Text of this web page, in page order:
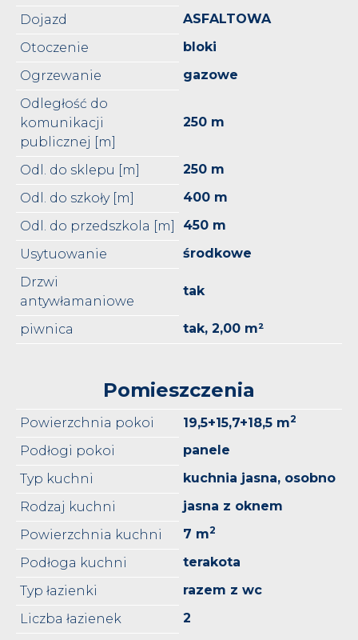
Dojazd
ASFALTOWA
Otoczenie
bloki
Ogrzewanie
gazowe
Odległość do
komunikacji
publicznej [m]
250 m
Odl. do sklepu [m]
250 m
Odl. do szkoły [m]
400 m
Odl. do przedszkola [m]
450 m
Usytuowanie
środkowe
Drzwi
antywłamaniowe
tak
piwnica tak, 2,00 m²
Pomieszczenia
Powierzchnia pokoi 19,5+15,7+18,5 m2
Podłogi pokoi
panele
Typ kuchni
kuchnia jasna, osobno
Rodzaj kuchni
jasna z oknem
Powierzchnia kuchni
7 m2
Podłoga kuchni
terakota
Typ łazienki
razem z wc
Liczba łazienek
2